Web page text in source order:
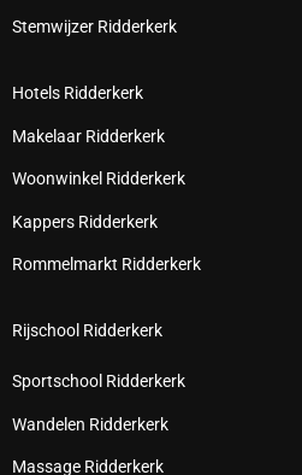
Stemwijzer Ridderkerk
Hotels Ridderkerk
Makelaar Ridderkerk
Woonwinkel Ridderkerk
Kappers Ridderkerk
Rommelmarkt Ridderkerk
Rijschool Ridderkerk
Sportschool Ridderkerk
Wandelen Ridderkerk
Massage Ridderkerk